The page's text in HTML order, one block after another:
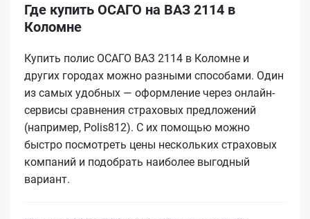
Где купить ОСАГО на ВАЗ 2114 в
Коломне
Купить полис ОСАГО ВАЗ 2114 в Коломне и
других городах можно разными способами. Один
из самых удобных — оформление через онлайн-
сервисы сравнения страховых предложений
(например, Polis812). С их помощью можно
быстро посмотреть цены нескольких страховых
компаний и подобрать наиболее выгодный
вариант.